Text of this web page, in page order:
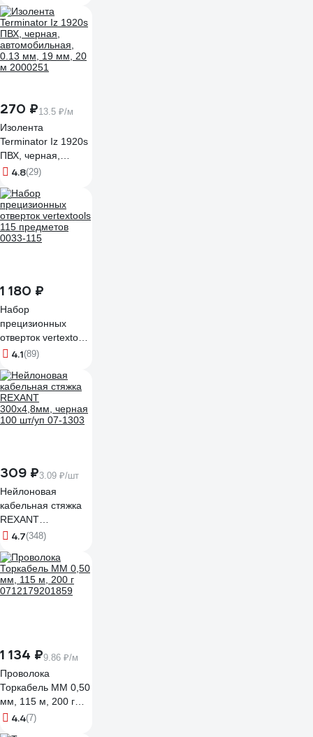
2718311/342440
270 ₽13.5 ₽/м
Изолента
Terminator Iz 1920s
ПВХ, черная,
автомобильная,
м 2000251
4.8(29)
1 180 ₽
Набор
прецизионных
отверток vertextools
115 предметов
4.1(89)
309 ₽3.09 ₽/шт
Нейлоновая
кабельная стяжка
REXANT
300x4,8мм, черная
4.7(348)
1 134 ₽9.86 ₽/м
Проволока
Торкабель ММ 0,50
мм, 115 м, 200 г
0712179201859
4.4(7)